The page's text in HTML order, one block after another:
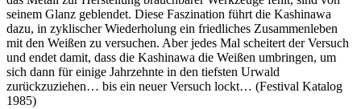
seinem Glanz geblendet. Diese Faszination führt die Kashinawa
dazu, in zyklischer Wiederholung ein friedliches Zusammenleben
mit den Weißen zu versuchen. Aber jedes Mal scheitert der Versuch
und endet damit, dass die Kashinawa die Weißen umbringen, um
sich dann für einige Jahrzehnte in den tiefsten Urwald
zurückzuziehen… bis ein neuer Versuch lockt… (Festival Katalog
1985)